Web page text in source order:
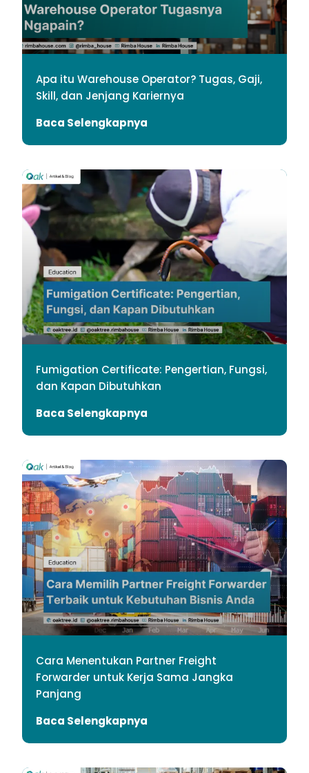
Apa itu Warehouse Operator? Tugas, Gaji,
Skill, dan Jenjang Kariernya
Baca Selengkapnya
Fumigation Certificate: Pengertian, Fungsi,
dan Kapan Dibutuhkan
Baca Selengkapnya
Cara Menentukan Partner Freight
Forwarder untuk Kerja Sama Jangka
Panjang
Baca Selengkapnya